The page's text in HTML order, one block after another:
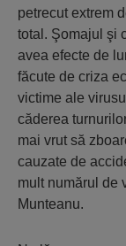
petrecut extrem
total. Şomajul şi
avea efecte de
făcute de criza
victime ale
căderea
mai vrut să
cauzate de
mult numărul de
Munteanu.